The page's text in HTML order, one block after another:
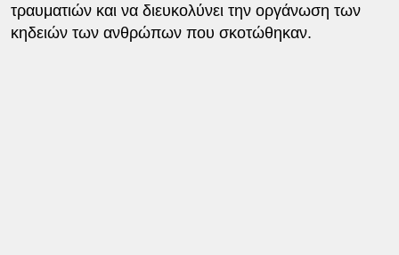
τραυματιών και να διευκολύνει την οργάνωση των
κηδειών των ανθρώπων που σκοτώθηκαν.